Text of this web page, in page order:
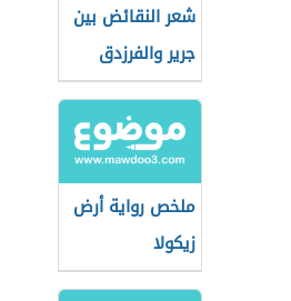
شعر النقائض بين
جرير والفرزدق
ملخص رواية أرض
زيكولا